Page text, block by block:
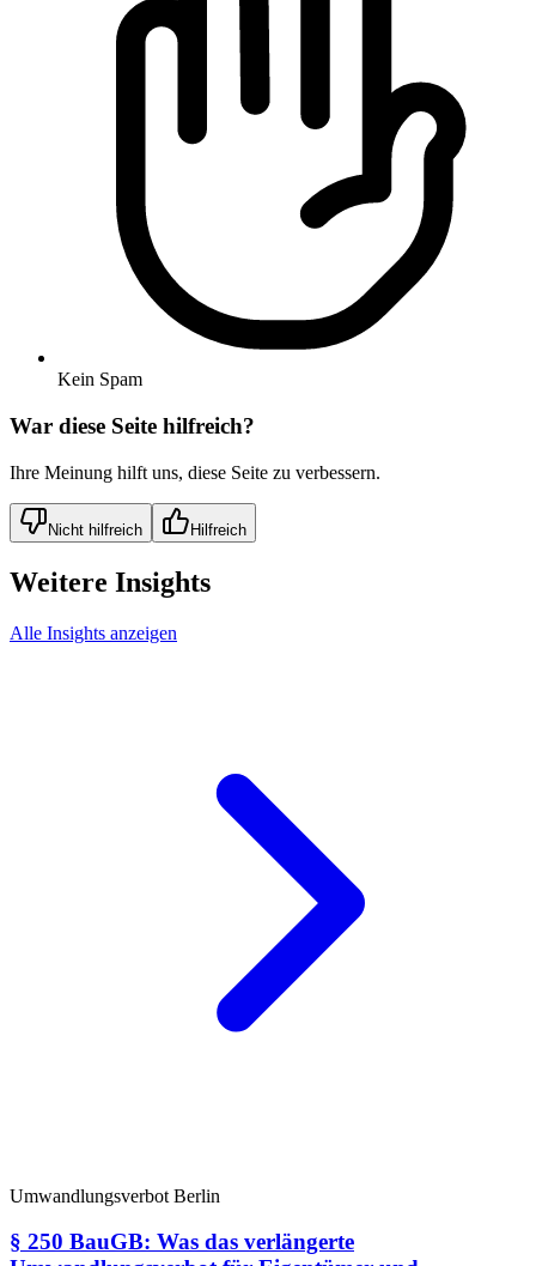
Kein Spam
War diese Seite hilfreich?
Ihre Meinung hilft uns, diese Seite zu verbessern.
Nicht hilfreich Hilfreich
Weitere Insights
Alle Insights anzeigen
Umwandlungsverbot Berlin
§ 250 BauGB: Was das verlängerte